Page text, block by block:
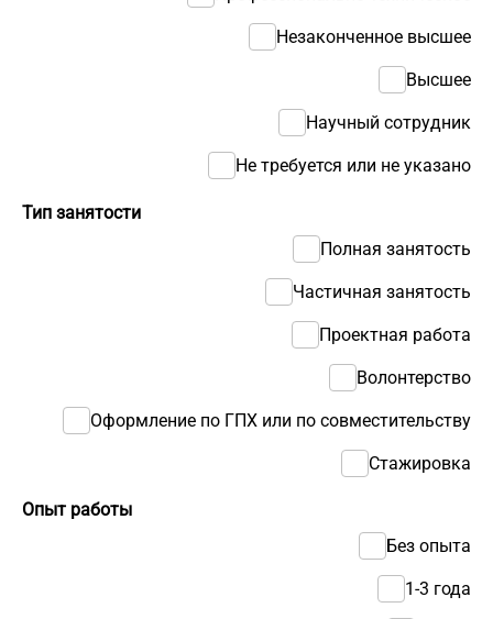
Тип занятости
Полная занятость
Частичная занятость
Проектная работа
Волонтерство
Оформление по ГПХ или по совместительству
Стажировка
Незаконченное высшее
Высшее
Научный сотрудник
Не требуется или не указано
Опыт работы
Без опыта
1-3 года